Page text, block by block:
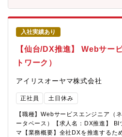
入社実績あり
【仙台/DX推進】 Webサー
トワーク）
アイリスオーヤマ株式会社
正社員 土日休み
【職種】Webサービスエンジニア（
ータベース）【求人名：DX推進】 BI
マ【業務概要】全社DXを推進するた